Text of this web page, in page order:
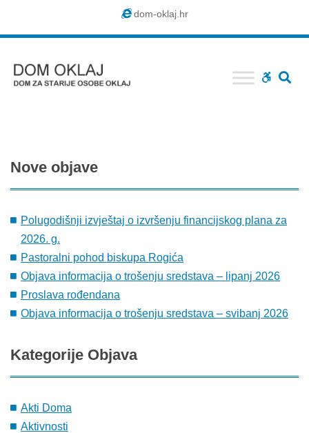
dom-oklaj.hr
WCAG
Nove objave
Polugodišnji izvještaj o izvršenju financijskog plana za
2026. g.
Pastoralni pohod biskupa Rogića
Objava informacija o trošenju sredstava – lipanj 2026
Proslava rođendana
Objava informacija o trošenju sredstava – svibanj 2026
Kategorije Objava
Akti Doma
Aktivnosti